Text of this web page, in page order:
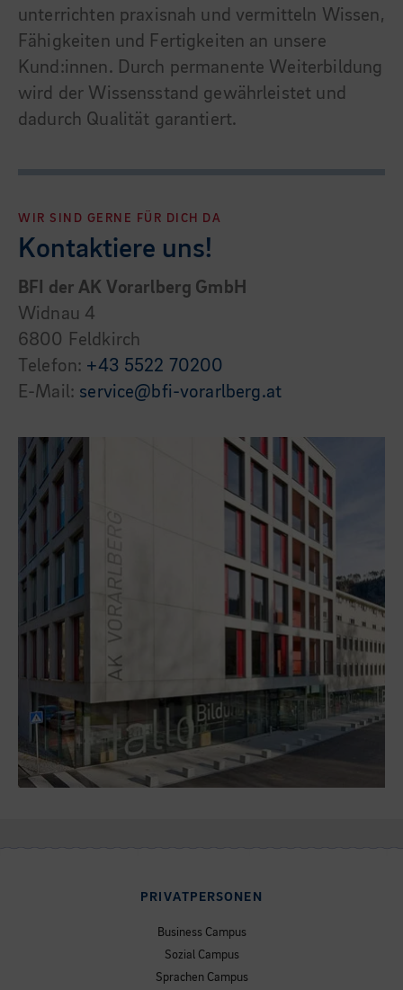
unterrichten praxisnah und vermitteln Wissen,
Fähigkeiten und Fertigkeiten an unsere
Kund:innen. Durch permanente Weiterbildung
wird der Wissensstand gewährleistet und
dadurch Qualität garantiert.
WIR SIND GERNE FÜR DICH DA
Kontaktiere uns!
BFI der AK Vorarlberg GmbH
Widnau 4
6800 Feldkirch
Telefon: +43 5522 70200
E-Mail: service@bfi-vorarlberg.at
PRIVATPERSONEN
Business Campus
Sozial Campus
Sprachen Campus